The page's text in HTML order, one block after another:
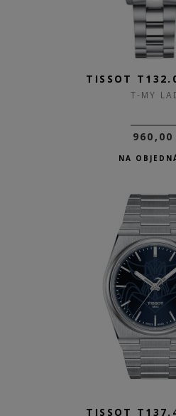
TISSOT
T-MY
960,00
NA
TISSOT